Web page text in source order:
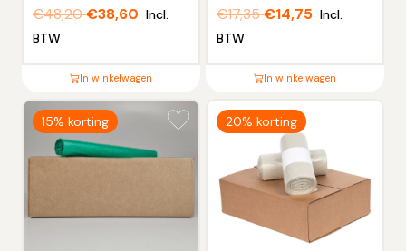
€48,20€38,60 Incl.
BTW
In winkelwagen
Dit
product
meerdere
Deze
€17,35€14,75 Incl.
BTW
In winkelwagen
Dit
product
meerdere
variaties.
Deze
15% korting 20% korting